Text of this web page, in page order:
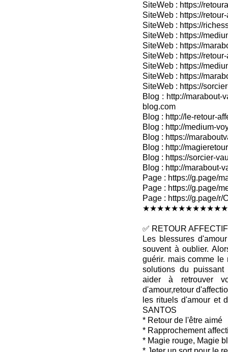
SiteWeb : https://
SiteWeb : https://
SiteWeb : https://
SiteWeb : https://
SiteWeb : https://
SiteWeb : https://
SiteWeb : https://
SiteWeb : https://
SiteWeb : https://
Blog : http://marabout-
blog.com
Blog : http://le-retour-
Blog : http://medium-
Blog : https://
Blog : http://
Blog : https://sorcier-
Blog : http://marabout-
Page : https://g.page/
Page : https://g.page/
Page : https://g.page/
✅ RETOUR
Les blessures
souvent à oublier.
guérir. mais comme le
solutions du
aider à retrouver
d'amour,retour
les rituels d'amour et
SANTOS
* Retour de l'être aimé
* Rapprochement
* Magie rouge, Magie